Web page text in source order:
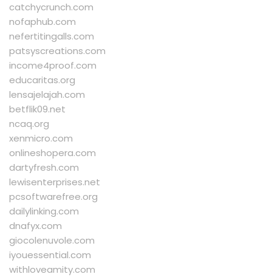
catchycrunch.com
nofaphub.com
nefertitingalls.com
patsyscreations.com
income4proof.com
educaritas.org
lensajelajah.com
betflik09.net
ncaq.org
xenmicro.com
onlineshopera.com
dartyfresh.com
lewisenterprises.net
pcsoftwarefree.org
dailylinking.com
dnafyx.com
giocolenuvole.com
iyouessential.com
withloveamity.com